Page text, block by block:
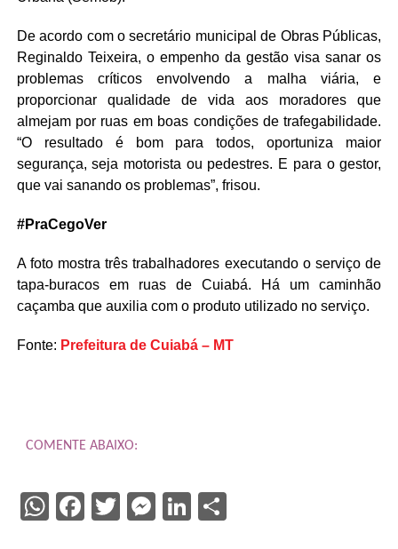
De acordo com o secretário municipal de Obras Públicas,
Reginaldo Teixeira, o empenho da gestão visa sanar os
problemas críticos envolvendo a malha viária, e
proporcionar qualidade de vida aos moradores que
almejam por ruas em boas condições de trafegabilidade.
“O resultado é bom para todos, oportuniza maior
segurança, seja motorista ou pedestres. E para o gestor,
que vai sanando os problemas”, frisou.
#PraCegoVer
A foto mostra três trabalhadores executando o serviço de
tapa-buracos em ruas de Cuiabá. Há um caminhão
caçamba que auxilia com o produto utilizado no serviço.
Fonte: Prefeitura de Cuiabá – MT
COMENTE ABAIXO:
WhatsApp
Facebook
Twitter
Messenger
LinkedIn
Share